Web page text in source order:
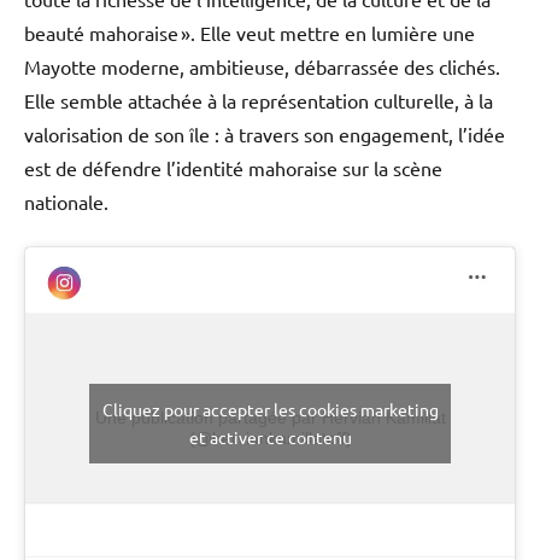
beauté mahoraise ». Elle veut mettre en lumière une
Mayotte moderne, ambitieuse, débarrassée des clichés.
Elle semble attachée à la représentation culturelle, à la
valorisation de son île : à travers son engagement, l’idée
est de défendre l’identité mahoraise sur la scène
nationale.
Une publication partagée par Hervian Kamillat
(@herviankamillatoff)
Cliquez pour accepter les cookies marketing
et activer ce contenu